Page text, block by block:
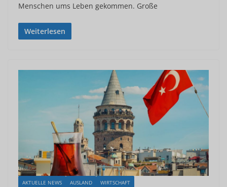
Menschen ums Leben gekommen. Große
Weiterlesen
AKTUELLE NEWS AUSLAND WIRTSCHAFT